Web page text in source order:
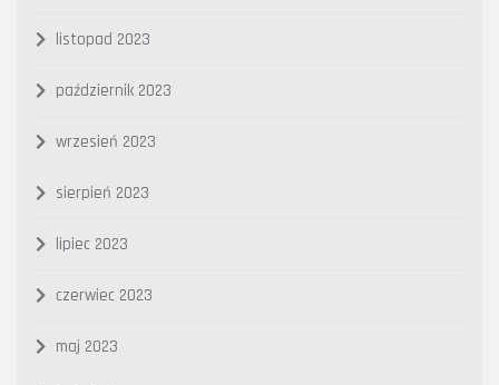
listopad 2023
październik 2023
wrzesień 2023
sierpień 2023
lipiec 2023
czerwiec 2023
maj 2023